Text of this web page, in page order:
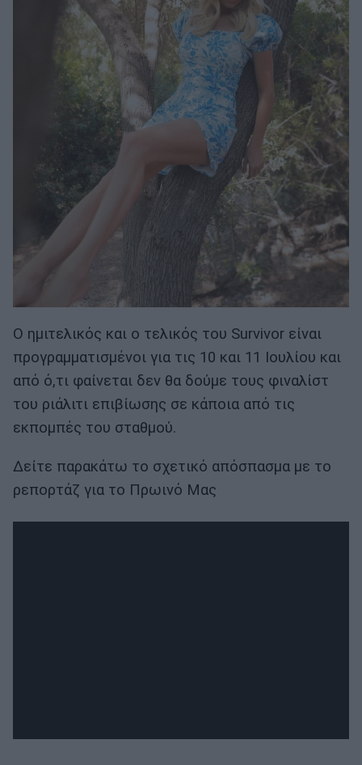
Ο ημιτελικός και ο τελικός του Survivor είναι
προγραμματισμένοι για τις 10 και 11 Ιουλίου και
από ό,τι φαίνεται δεν θα δούμε τους φιναλίστ
του ριάλιτι επιβίωσης σε κάποια από τις
εκπομπές του σταθμού.
Δείτε παρακάτω το σχετικό απόσπασμα με το
ρεπορτάζ για το Πρωινό Μας